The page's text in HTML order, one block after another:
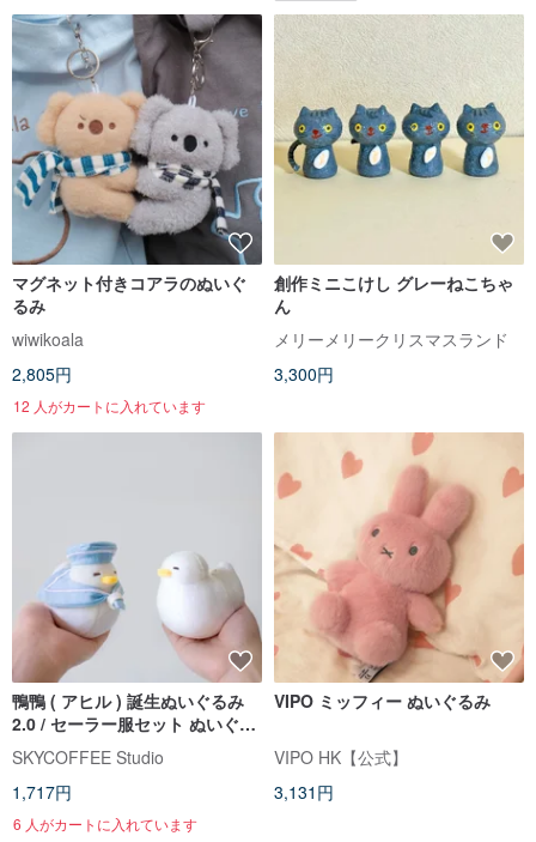
マグネット付きコアラのぬいぐ
るみ
wiwikoala
2,805円
12 人がカートに入れています
創作ミニこけし グレーねこちゃ
ん
メリーメリークリスマスランド
3,300円
鴨鴨 ( アヒル ) 誕生ぬいぐるみ
2.0 / セーラー服セット ぬいぐる
み
SKYCOFFEE Studio
1,717円
6 人がカートに入れています
VIPO ミッフィー ぬいぐるみ
VIPO HK【公式】
3,131円